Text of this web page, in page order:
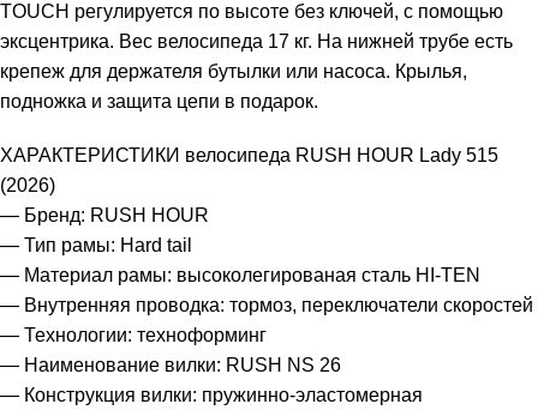
TOUCH регулируется по высоте без ключей, с помощью
эксцентрика. Вес велосипеда 17 кг. На нижней трубе есть
крепеж для держателя бутылки или насоса. Крылья,
подножка и защита цепи в подарок.
ХАРАКТЕРИСТИКИ велосипеда RUSH HOUR Lady 515
(2026)
— Бренд: RUSH HOUR
— Тип рамы: Hard tail
— Материал рамы: высоколегированая сталь HI-TEN
— Внутренняя проводка: тормоз, переключатели скоростей
— Технологии: техноформинг
— Наименование вилки: RUSH NS 26
— Конструкция вилки: пружинно-эластомерная